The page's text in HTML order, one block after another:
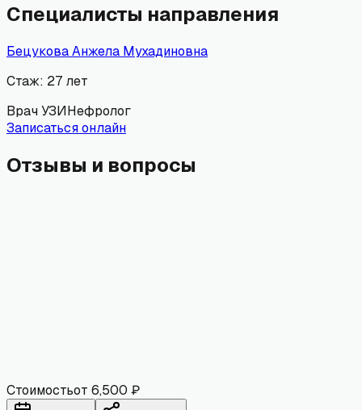
Специалисты направления
Бецукова Анжела Мухадиновна
Стаж: 27 лет
Врач УЗИНефролог
Записаться онлайн
Отзывы и вопросы
Стоимостьот 6,500 ₽